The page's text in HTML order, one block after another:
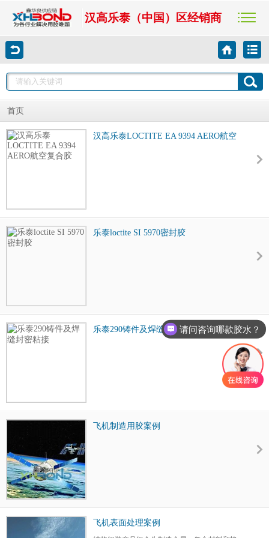
汉高乐泰（中国）区经销商
首页
汉高乐泰LOCTITE EA 9394 AERO航空
乐泰loctite SI 5970密封胶
乐泰290铸件及焊缝封密粘接
飞机制造用胶案例
飞机表面处理案例
请问咨询哪款胶水？